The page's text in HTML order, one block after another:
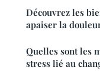
Découvrez les
apaiser la
Quelles sont les
stress lié au